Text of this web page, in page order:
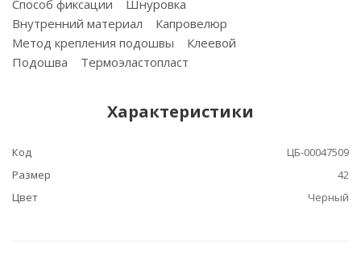
Способ фиксации Шнуровка
Внутренний материал Капровелюр
Метод крепления подошвы Клеевой
Подошва Термоэластопласт
Характеристики
Код
ЦБ-00047509
Размер
42
Цвет
Черный